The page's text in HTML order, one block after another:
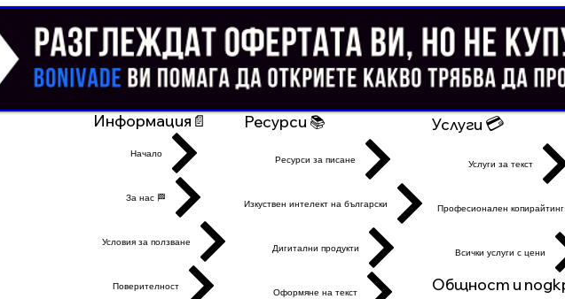
Информация📄
Начало
За нас 🏁
Условия за ползване
Поверителност
Ресурси 📚
Ресурси за писане
Изкуствен интелект на български
Дигитални продукти
Оформяне на текст
Услуги 💳
Услуги за текст
Професионален копирайтинг
Всички услуги с цени
Общност и